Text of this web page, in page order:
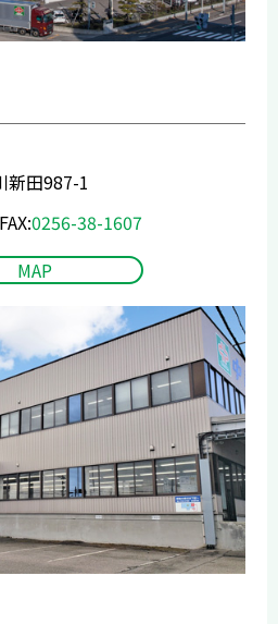
新田987-1
0256-38-1607
MAP